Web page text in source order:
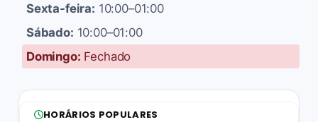
Sexta-feira: 10:00–01:00
Sábado: 10:00–01:00
Domingo: Fechado
HORÁRIOS POPULARES